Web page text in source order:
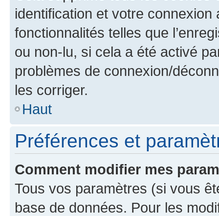
identification et votre
fonctionnalités telles que
ou non-lu, si cela a été activé
problèmes de connexion/
les corriger.
Haut
Préférences et
Comment modifier mes
Tous vos paramètres (si vous
base de données. Pour les